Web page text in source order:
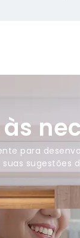
para